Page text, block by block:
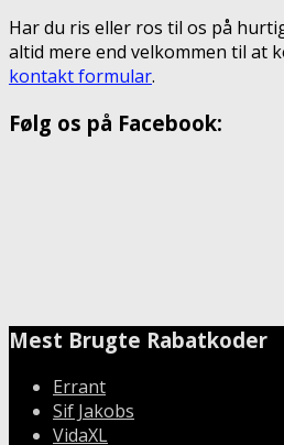
Har du ris eller ros til os på
altid mere end velkommen til at
kontakt formular.
Følg os på Facebook:
Mest Brugte Rabatkoder
Errant
Sif Jakobs
VidaXL